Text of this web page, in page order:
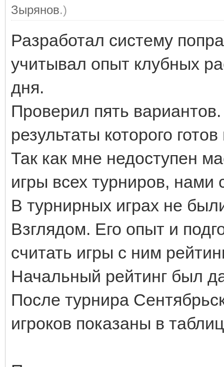
Зырянов.)
Разработал систему
учитывал опыт клубных
дня.
Проверил пять
результаты которого
Так как мне недоступен
игры всех турниров, нами
В турнирных играх не
Взглядом. Его опыт и
считать игры с ним
Начальный рейтинг был
После турнира
игроков показаны в